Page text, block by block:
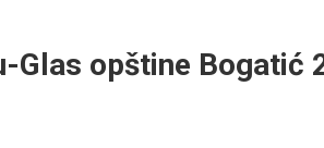
Glas opštine Bogatić